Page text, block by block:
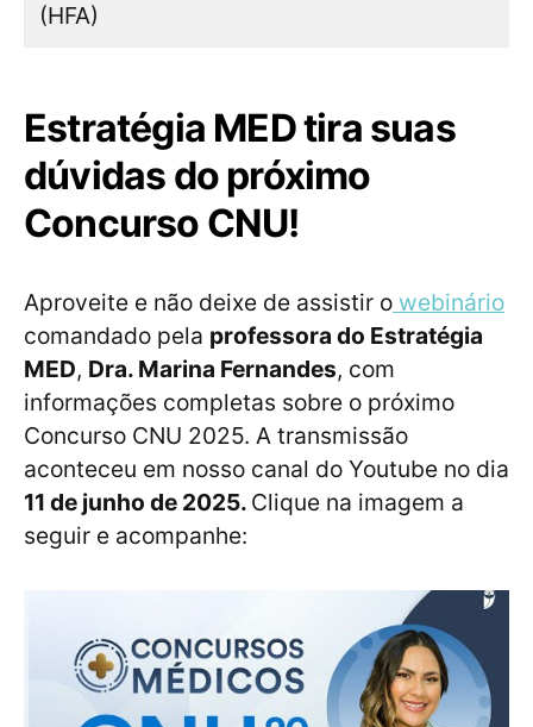
(HFA)
Estratégia MED tira suas
dúvidas do próximo
Concurso CNU!
Aproveite e não deixe de assistir o webinário
comandado pela professora do Estratégia
MED, Dra. Marina Fernandes, com
informações completas sobre o próximo
Concurso CNU 2025. A transmissão
aconteceu em nosso canal do Youtube no dia
11 de junho de 2025. Clique na imagem a
seguir e acompanhe: